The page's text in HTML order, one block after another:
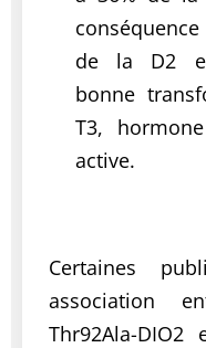
de la D2
bonne
T3,
active.
Certaines
association
Thr92Ala-